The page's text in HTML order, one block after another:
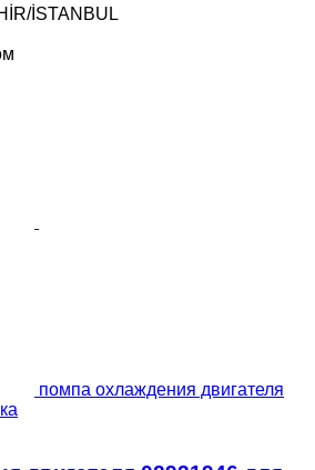
İSTANBUL
помпа охлаждения двигателя